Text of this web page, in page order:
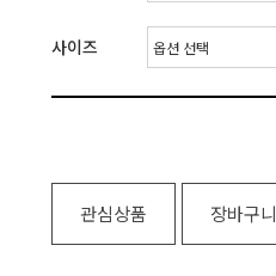
사이즈
관심상품 장바구니